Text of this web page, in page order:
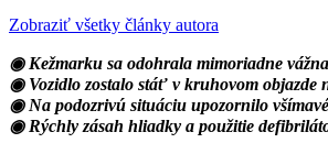
Zobraziť všetky články autora
◉ Kežmarku sa odohrala mimoriadne
◉ Vozidlo zostalo stáť v kruhovom objazde
◉ Na podozrivú situáciu upozornilo
◉ Rýchly zásah hliadky a použitie